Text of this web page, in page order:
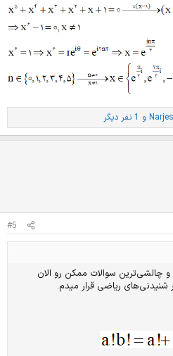
و 1 نفر دیگر
#5
و چالشی‌ترین سوالات ممکن رو الان
شنیدنی‌های ریاضی قرار میدم.